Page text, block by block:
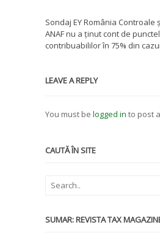
Sondaj EY România Controale
ANAF nu a ținut cont de
contribuabililor în 75% din
LEAVE A REPLY
You must be logged in to post
CAUTĂ ÎN SITE
SUMAR: REVISTA TAX